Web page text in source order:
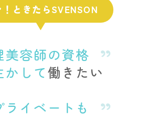
！ときたらSVENSON
美容師の資格
かして働きたい
ライベートも